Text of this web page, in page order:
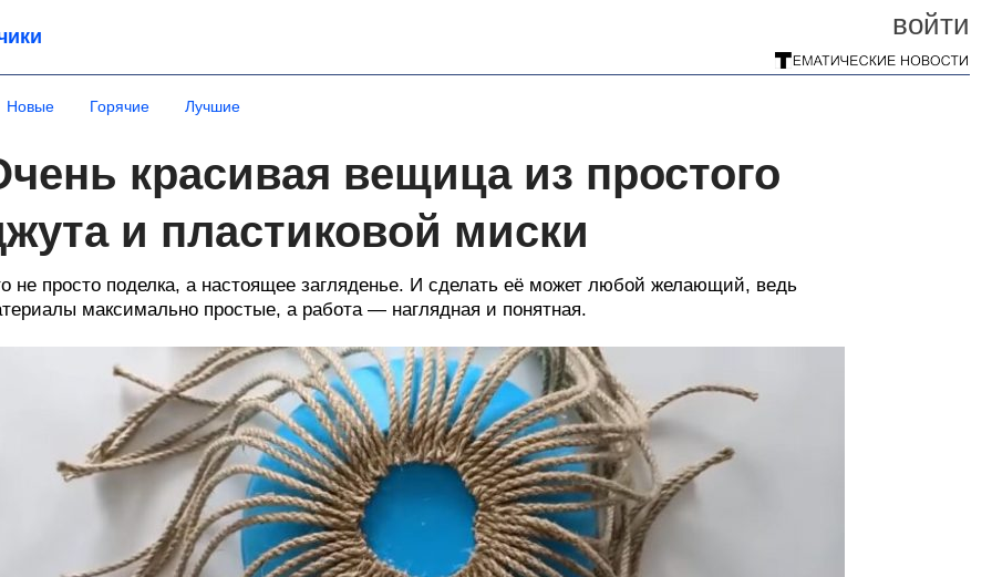
войти
Новые Горячие Лучшие
красивая вещица из простого
и пластиковой миски
не просто поделка, а настоящее загляденье. И сделать её может любой желающий, ведь
максимально простые, а работа — наглядная и понятная.